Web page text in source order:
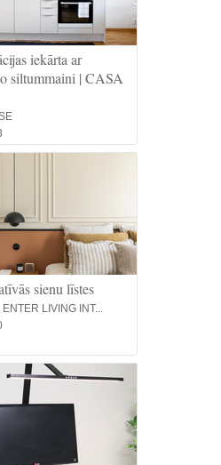
iekārta ar
siltummaini | CASA
sienu līstes
LIVING INT...